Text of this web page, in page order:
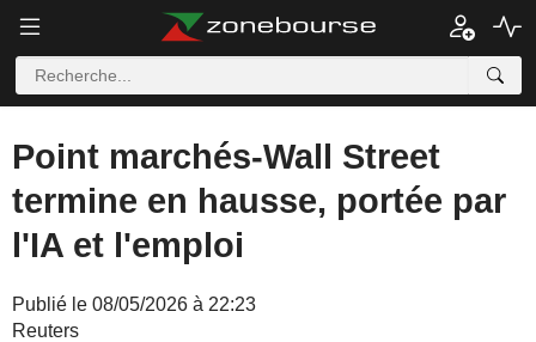
Point marchés-Wall Street
termine en hausse, portée par
l'IA et l'emploi
Publié le 08/05/2026 à 22:23
Reuters